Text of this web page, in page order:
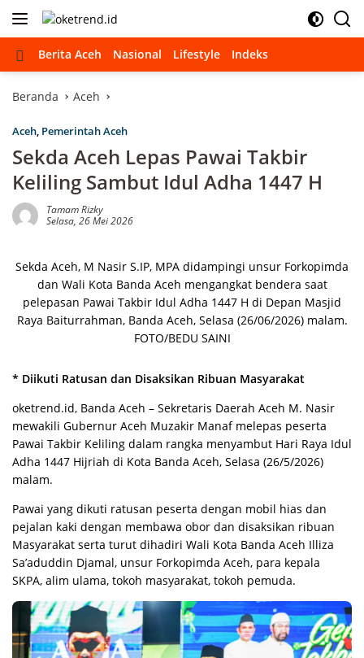
Langsung
Beranda
Berita Aceh Nasional Lifestyle Indeks
Beranda Aceh
Aceh, Pemerintah Aceh
Sekda Aceh Lepas Pawai Takbir
Keliling Sambut Idul Adha 1447 H
Tamam Rizky
Selasa, 26 Mei 2026
Sekda Aceh, M Nasir S.IP, MPA didampingi unsur Forkopimda
dan Wali Kota Banda Aceh mengangkat bendera saat
pelepasan Pawai Takbir Idul Adha 1447 H di Depan Masjid
Raya Baiturrahman, Banda Aceh, Selasa (26/06/2026) malam.
FOTO/BEDU SAINI
* Diikuti Ratusan dan Disaksikan Ribuan Masyarakat
oketrend.id, Banda Aceh – Sekretaris Daerah Aceh M. Nasir
mewakili Gubernur Aceh Muzakir Manaf melepas peserta
Pawai Takbir Keliling dalam rangka menyambut Hari Raya Idul
Adha 1447 Hijriah di Kota Banda Aceh, Selasa (26/5/2026)
malam.
Pawai yang dikuti ratusan peserta dengan mobil hias dan
pejalan kaki dengan membawa obor dan disaksikan ribuan
Masyarakat serta turut dihadiri Wali Kota Banda Aceh Illiza
Sa’aduddin Djamal, unsur Forkopimda Aceh, para kepala
SKPA, alim ulama, tokoh masyarakat, tokoh pemuda.